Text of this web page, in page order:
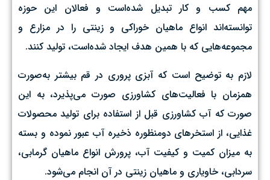
مهم کسب و کار تبدیل شده‌است و فعالان این حوزه
توانسته‌اند انواع ماهیان خوراکی و زینتی را در مزارع و
مجموعه‌هایی که با همین هدف ایجاد شده‌است، تولید کنند.
لازم به توضیح است که آبزی پروری در قم بیشتر به‌صورت
همزمان با فعالیت‌های کشاورزی صورت می‌پذیرد، به این
صورت که آب کشاورزی قبل از استفاده برای تولید محصولات
غذایی، از استخرهای دومنظوره ذخیره آب عبور نموده و بسته
به میزان کمیت و کیفیت آب، پرورش انواع ماهیان گرمابی،
سردابی، خاویاری و ماهیان زینتی در آن انجام می‌شود.